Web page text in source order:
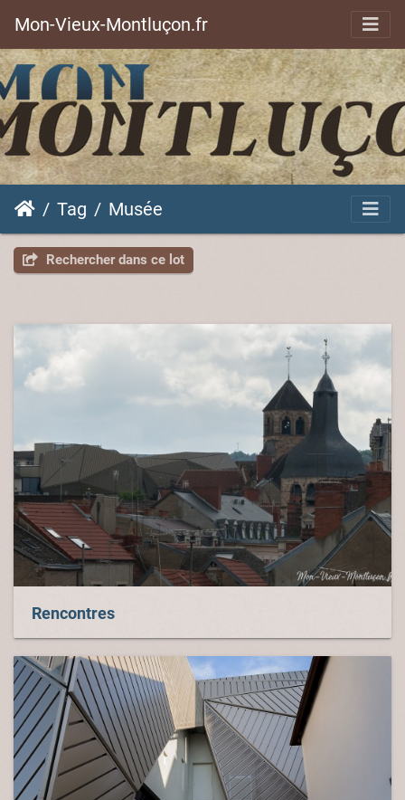
Mon-Vieux-Montluçon.fr
Tag Musée
Rechercher dans ce lot
Rencontres